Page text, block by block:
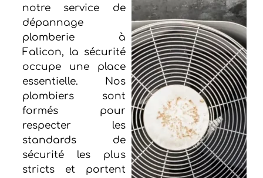
notre service de
dépannage
plomberie à
Falicon, la sécurité
occupe une place
essentielle. Nos
plombiers sont
formés pour
respecter les
standards de
sécurité les plus
stricts et portent